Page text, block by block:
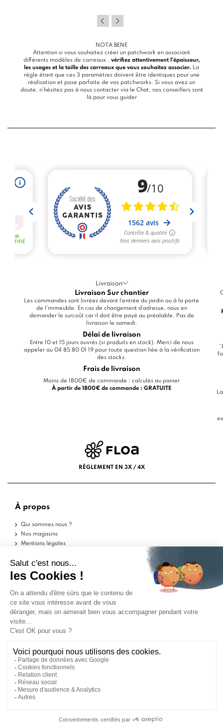
NOTA BENE
Attention si vous souhaitez créer un patchwork en associant
différents modèles de carreaux , vérifiez attentivement l’épaisseur,
les usages et la taille des carreaux que vous souhaitez associer. La
règle étant que ces 3 paramètres doivent être identiques pour une
réalisation et pose parfaite de vos patchworks. Si vous avez un
doute, n’hésitez pas à nous contacter via le Chat, nos conseillers sont
là pour vous guider
Livraison
Livraison Sur chantier
Les commandes sont livrées devant l'entrée du jardin ou à la porte
de l'immeuble. En cas de changement d'adresse, nous en
demander le surcoût car il doit être payé au préalable. Pas de
livraison le samedi.
Délai de livraison
Entre 10 et 15 jours ouvrés (si produits en stock). Merci de nous
appeler au 04 85 80 01 19 pour toute question liée à la vérification
des stocks.
Frais de livraison
Moins de 1800€ de commande : calculés au panier
À partir de 1800€ de commande : GRATUITE
RÈGLEMENT EN 3X / 4X
À propos
Qui sommes nous ?
Nos magasins
Mentions légales
Politique de confidentialité
Aide
Echantillons
Livraisons
Retours
FAQ
Contactez-nous
Marchand approuvé par la Société des Avis Garantis,
cliquez ici pour vérifier.
ILS PARLENT DE NOUS